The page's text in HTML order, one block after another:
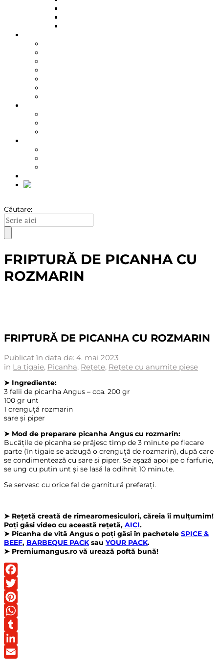
Căutare:
FRIPTURĂ DE PICANHA CU
ROZMARIN
FRIPTURĂ DE PICANHA CU ROZMARIN
Publicat în data de: 4. mai 2023
in La tigaie, Picanha, Reţete, Rețete cu anumite piese
➤ Ingrediente:
3 felii de picanha Angus – cca. 200 gr
100 gr unt
1 crenguță rozmarin
sare și piper
➤ Mod de preparare picanha Angus cu rozmarin:
Bucățile de picanha se prăjesc timp de 3 minute pe fiecare
parte (în tigaie se adaugă o crenguță de rozmarin), după care
se condimentează cu sare și piper. Se așază apoi pe o farfurie,
se ung cu putin unt și se lasă la odihnit 10 minute.
Se servesc cu orice fel de garnitură preferați.
➤ Rețetă creată de rimearomesiculori, căreia îi mulțumim!
Poți găsi video cu această rețetă, AICI.
➤ Picanha de vită Angus o poți găsi în pachetele SPICE &
BEEF, BARBEQUE PACKsau YOUR PACK.
➤ Premiumangus.ro vă urează poftă bună!
Facebook
Twitter
Pinterest
WhatsApp
Tumblr
LinkedIn